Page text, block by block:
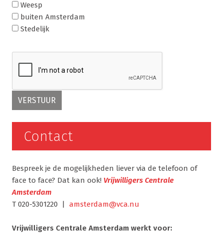
Weesp
buiten Amsterdam
Stedelijk
Contact
Bespreek je de mogelijkheden liever via de telefoon of
face to face? Dat kan ook! Vrijwilligers Centrale
Amsterdam
T 020-5301220 | amsterdam@vca.nu
Vrijwilligers Centrale Amsterdam werkt voor: